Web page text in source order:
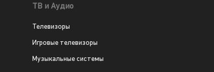
ТВ и Аудио
Телевизоры
Игровые телевизоры
Музыкальные системы